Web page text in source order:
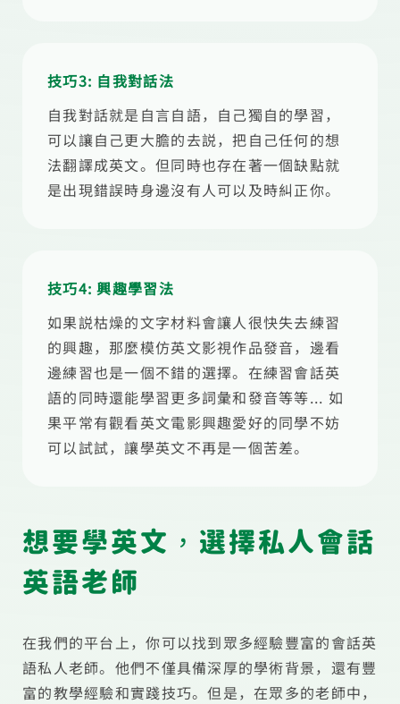
技巧3: 自我對話法
自我對話就是自言自語，自己獨自的學習，
可以讓自己更大膽的去説，把自己任何的想
法翻譯成英文。但同時也存在著一個缺點就
是出現錯誤時身邊沒有人可以及時糾正你。
技巧4: 興趣學習法
如果説枯燥的文字材料會讓人很快失去練習
的興趣，那麼模仿英文影視作品發音，邊看
邊練習也是一個不錯的選擇。在練習會話英
語的同時還能學習更多詞彙和發音等等... 如
果平常有觀看英文電影興趣愛好的同學不妨
可以試試，讓學英文不再是一個苦差。
想要學英文，選擇私人會話
英語老師
在我們的平台上，你可以找到眾多經驗豐富的會話英
語私人老師。他們不僅具備深厚的學術背景，還有豐
富的教學經驗和實踐技巧。但是，在眾多的老師中，